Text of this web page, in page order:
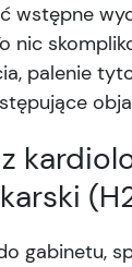
wstępne
nic
palenie
gabinetu,